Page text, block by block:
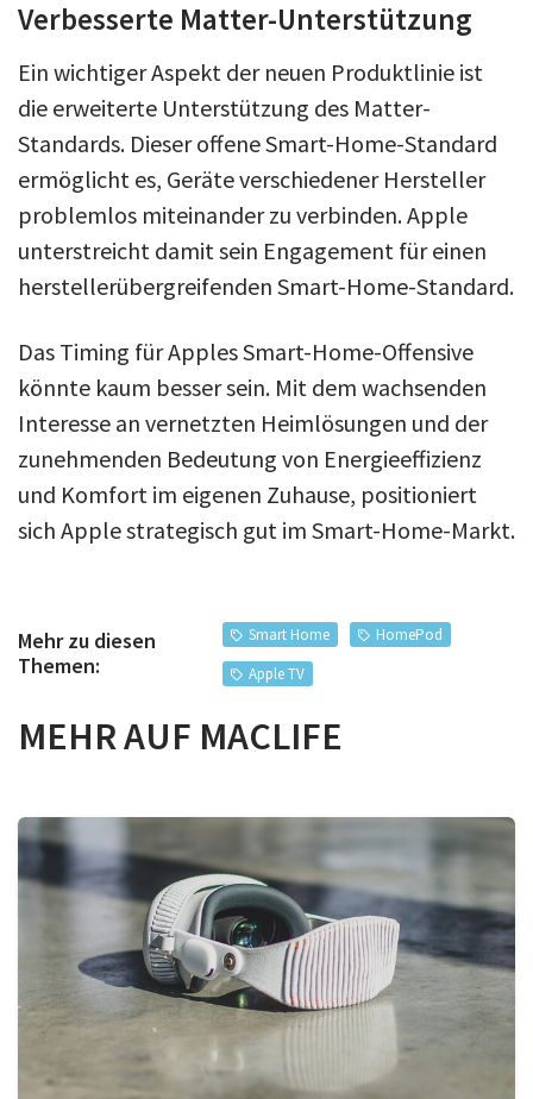
Verbesserte Matter-Unterstützung
Ein wichtiger Aspekt der neuen Produktlinie ist
die erweiterte Unterstützung des Matter-
Standards. Dieser offene Smart-Home-Standard
ermöglicht es, Geräte verschiedener Hersteller
problemlos miteinander zu verbinden. Apple
unterstreicht damit sein Engagement für einen
herstellerübergreifenden Smart-Home-Standard.
Das Timing für Apples Smart-Home-Offensive
könnte kaum besser sein. Mit dem wachsenden
Interesse an vernetzten Heimlösungen und der
zunehmenden Bedeutung von Energieeffizienz
und Komfort im eigenen Zuhause, positioniert
sich Apple strategisch gut im Smart-Home-Markt.
Mehr zu diesen
Themen:
Smart Home
HomePod
Apple TV
MEHR AUF MACLIFE